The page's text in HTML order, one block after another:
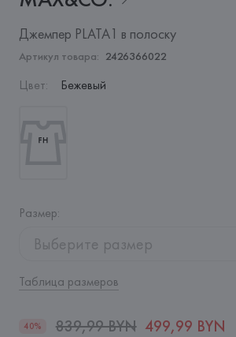
Джемпер PLATA1 в полоску
Артикул товара: 2426366022
Цвет: Бежевый
Размер:
Выберите размер
Таблица размеров
40% 839,99 BYN 499,99 BYN